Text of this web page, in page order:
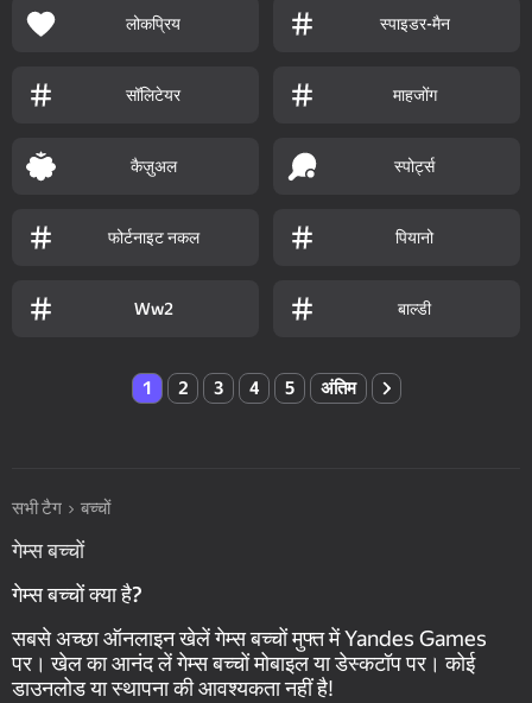
लोकप्रिय स्पाइडर-मैन
सॉलिटेयर माहजोंग
कैज़ुअल स्पोर्ट्स
फोर्टनाइट नकल पियानो
Ww2 बाल्डी
1 2 3 4 5 अंतिम
सभी टैग बच्चों
गेम्स बच्चों
गेम्स बच्चों क्या है?
सबसे अच्छा ऑनलाइन खेलें गेम्स बच्चों मुफ्त में Yandes Games
पर। खेल का आनंद लें गेम्स बच्चों मोबाइल या डेस्कटॉप पर। कोई
डाउनलोड या स्थापना की आवश्यकता नहीं है!